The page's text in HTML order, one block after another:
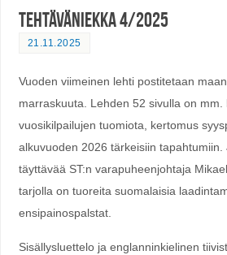
Tehtäväniekka 4/2025
21.11.2025
Vuoden viimeinen lehti postitetaan
marraskuuta. Lehden 52 sivulla on mm.
vuosikilpailujen tuomiota, kertomus
alkuvuoden 2026 tärkeisiin
täyttävää ST:n varapuheenjohtaja
tarjolla on tuoreita suomalaisia
ensipainospalstat.
Sisällysluettelo ja englanninkielinen